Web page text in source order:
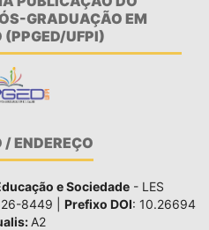
GRADUAÇÃO EM
(PPGED/UFPI)
ENDEREÇO
e Sociedade - LES
8449 | Prefixo DOI: 10.26694
A2